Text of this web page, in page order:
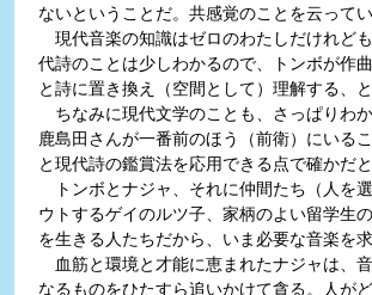
ないということだ。共感覚のことを云ってい
現代音楽の知識はゼロのわたしだけれど
代詩のことは少しわかるので、トンボが作
と詩に置き換え（空間として）理解する、と
ちなみに現代文学のことも、さっぱりわか
鹿島田さんが一番前のほう（前衛）にいる
と現代詩の鑑賞法を応用できる点で確かだと
トンボとナジャ、それに仲間たち（人を
ウトするゲイのルツ子、家柄のよい留学生
を生きる人たちだから、いま必要な音楽を求
血筋と環境と才能に恵まれたナジャは、
なるものをひたすら追いかけて貪る。人が